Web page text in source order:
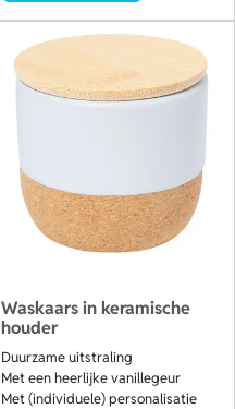
Waskaars in keramische
houder
Duurzame uitstraling
Met een heerlijke vanillegeur
Met (individuele) personalisatie